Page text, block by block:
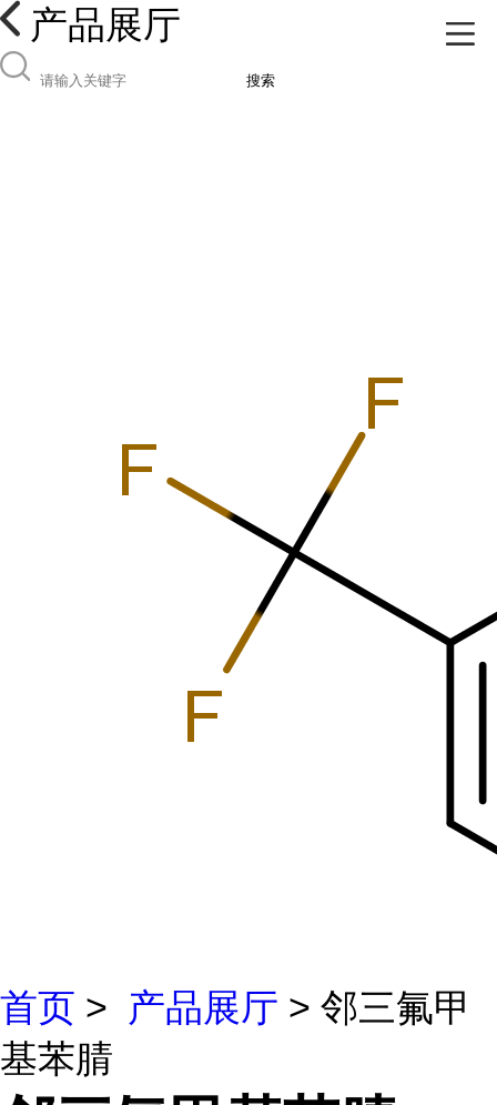
产品展厅
搜索
首页 > 产品展厅 > 邻三氟甲
基苯腈